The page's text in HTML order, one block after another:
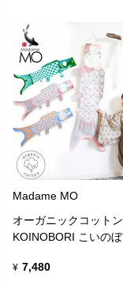
Madame MO
オーガニックコットン
KOINOBORI こいの
¥ 7,480